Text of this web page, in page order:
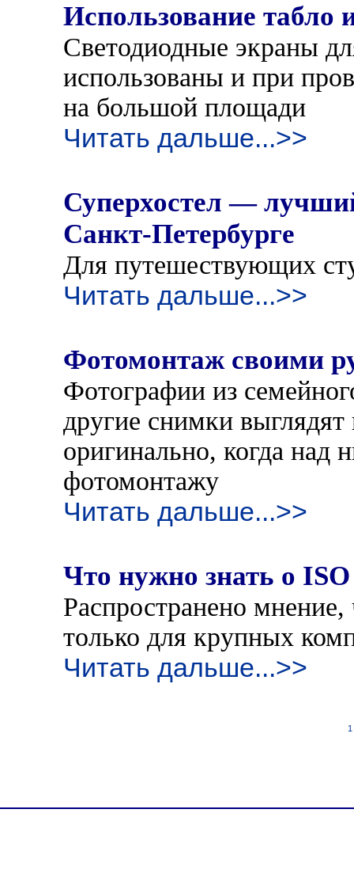
Использование табло
Светодиодные экраны
использованы и при
на большой площади
Читать дальше...>>
Суперхостел —
Санкт-Петербурге
Для путешествующих
Читать дальше...>>
Фотомонтаж своими
Фотографии из
другие снимки выглядят
оригинально, когда над
фотомонтажу
Читать дальше...>>
Что нужно знать о
Распространено мнение,
только для крупных
Читать дальше...>>
1